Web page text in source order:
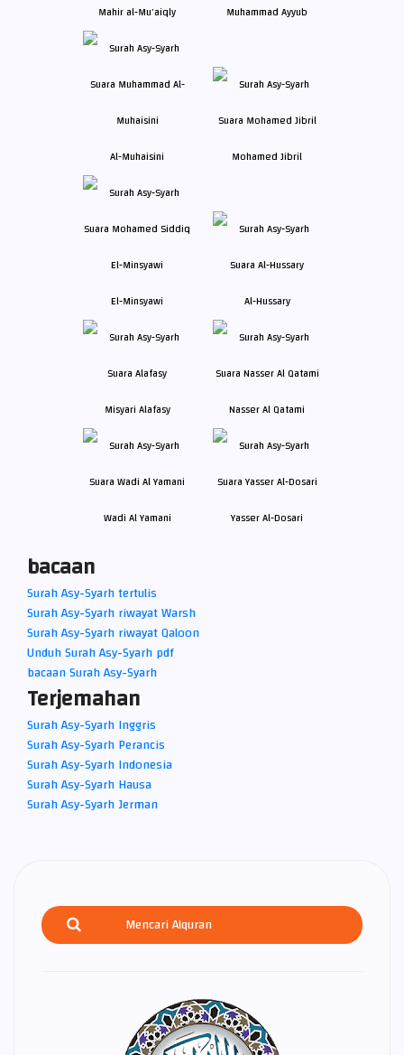
Mahir al-Mu'aiqly Muhammad Ayyub
Al-Muhaisini Mohamed Jibril
El-Minsyawi Al-Hussary
Misyari Alafasy Nasser Al Qatami
Wadi Al Yamani Yasser Al-Dosari
bacaan
Surah Asy-Syarh tertulis
Surah Asy-Syarh riwayat Warsh
Surah Asy-Syarh riwayat Qaloon
Unduh Surah Asy-Syarh pdf
bacaan Surah Asy-Syarh
Terjemahan
Surah Asy-Syarh Inggris
Surah Asy-Syarh Perancis
Surah Asy-Syarh Indonesia
Surah Asy-Syarh Hausa
Surah Asy-Syarh Jerman